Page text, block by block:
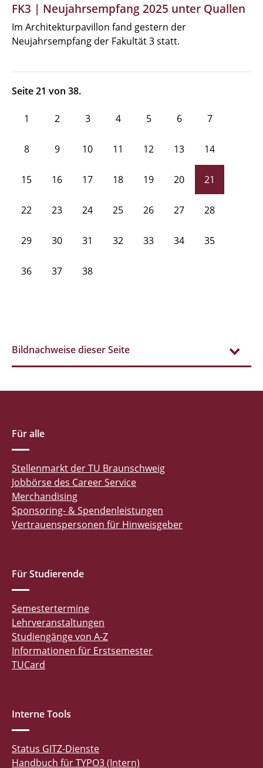
FK3 | Neujahrsempfang 2025 unter Quallen
Im Architekturpavillon fand gestern der
Neujahrsempfang der Fakultät 3 statt.
Seite 21 von 38.
1 2 3 4 5 6 7
8 9 10 11 12 13 14
15 16 17 18 19 20 21
22 23 24 25 26 27 28
29 30 31 32 33 34 35
36 37 38
Bildnachweise dieser Seite
Für alle
Stellenmarkt der TU Braunschweig
Jobbörse des Career Service
Merchandising
Sponsoring- & Spendenleistungen
Vertrauenspersonen für Hinweisgeber
Für Studierende
Semestertermine
Lehrveranstaltungen
Studiengänge von A-Z
Informationen für Erstsemester
TUCard
Interne Tools
Status GITZ-Dienste
Handbuch für TYPO3 (Intern)